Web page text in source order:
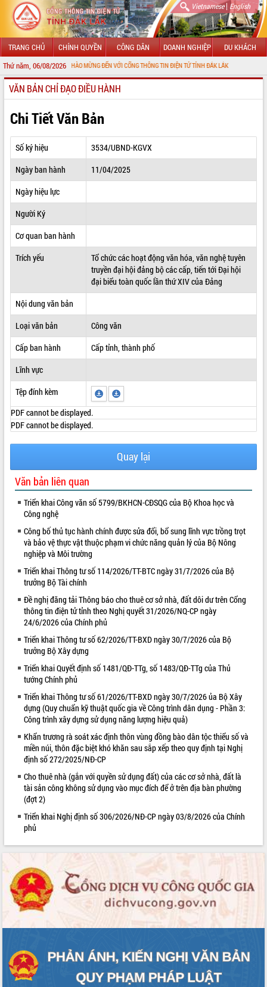
Vietnamese| English
TRANG CHỦ CHÍNH QUYỀN CÔNG DÂN DOANH NGHIỆP DU KHÁCH
Thứ năm, 06/08/2026
CHÀO MỪNG ĐẾN VỚI CỔNG THÔNG TIN ĐIỆN TỬ TỈNH ĐẮK LẮK
GIỚI THIỆU
LÃNH ĐẠO UBND TỈNH
TIN TỨC SỰ KIỆN
SỞ, BAN, NGÀNH
THÔNG TIN CHỈ ĐẠO ĐIỀU HÀNH
HỆ THỐNG VĂN BẢN
VĂN BẢN HĐND TỈNH
QUY HOẠCH - KẾ HOẠCH
VIDEO
Loading the player...
Lễ truy tặng danh hiệu “Bà Mẹ Việt
Nam Anh hùng” và trao Huân chương
Lao động
UBND tỉnh Đắk Lắk triển khai nhiệm
vụ 6 tháng cuối năm 2026
Kỳ họp thứ Hai, Hội đồng nhân dân
tỉnh khóa XI quyết nghị nhiều nội dung
quan trọng
Bí thư Tỉnh ủy Lương Nguyễn Minh
Triết thăm, tặng quà người có công với
cách mạng
Rà soát, hoàn thiện hệ thống thiết chế
văn hóa, thể thao đáp ứng yêu cầu
phát triển mới
Thường trực HĐND tỉnh Đắk Lắk gặp
mặt Đoàn chuyên gia y tế TP. Hồ Chí
Minh
Lễ truy điệu và an táng hài cốt liệt sĩ
tại Nghĩa trang Liệt sĩ xã Sơn Hòa
Thứ trưởng Bộ Nông nghiệp và Môi
trường Nguyễn Hoàng Hiệp khảo sát
vùng trồng và doanh nghiệp đóng gói
sầu riêng tại Đắk Lắk
Trình diễn nghệ thuật chế biến các
Đắk Lắk công bố Quy hoạch và xúc
tiến đầu tư tỉnh
Ngành cá ngừ Đắk Lắk chủ động thích
ALBUM ẢNH
LIÊN KẾT WEB
VĂN BẢN CHỈ ĐẠO ĐIỀU HÀNH
Chi Tiết Văn Bản
Số ký hiệu
3534/UBND-KGVX
Ngày ban hành
11/04/2025
Ngày hiệu lực
Người Ký
Cơ quan ban hành
Trích yếu
Tổ chức các hoạt động văn hóa, văn nghệ tuyên
truyền đại hội đảng bộ các cấp, tiến tới Đại hội
đại biểu toàn quốc lần thứ XIV của Đảng
Nội dung văn bản
Loại văn bản
Công văn
Cấp ban hành
Cấp tỉnh, thành phố
Lĩnh vực
Tệp đính kèm
PDF cannot be displayed.
PDF cannot be displayed.
Quay lại
Văn bản liên quan
Triển khai Công văn số 5799/BKHCN-CĐSQG của Bộ Khoa học và
Công nghệ
Công bố thủ tục hành chính được sửa đổi, bổ sung lĩnh vực trồng trọt
và bảo vệ thực vật thuộc phạm vi chức năng quản lý của Bộ Nông
nghiệp và Môi trường
Triển khai Thông tư số 114/2026/TT-BTC ngày 31/7/2026 của Bộ
trưởng Bộ Tài chính
Đề nghị đăng tải Thông báo cho thuê cơ sở nhà, đất dôi dư trên Cổng
thông tin điện tử tỉnh theo Nghị quyết 31/2026/NQ-CP ngày
24/6/2026 của Chính phủ
Triển khai Thông tư số 62/2026/TT-BXD ngày 30/7/2026 của Bộ
trưởng Bộ Xây dựng
Triển khai Quyết định số 1481/QĐ-TTg, số 1483/QĐ-TTg của Thủ
tướng Chính phủ
Triển khai Thông tư số 61/2026/TT-BXD ngày 30/7/2026 ủa Bộ Xây
dựng (Quy chuẩn kỹ thuật quốc gia về Công trình dân dụng - Phần 3:
Công trình xây dựng sử dụng năng lượng hiệu quả)
Khẩn trương rà soát xác định thôn vùng đồng bào dân tộc thiểu số và
miền núi, thôn đặc biệt khó khăn sau sắp xếp theo quy định tại Nghị
định số 272/2025/NĐ-CP
Cho thuê nhà (gắn với quyền sử dụng đất) của các cơ sở nhà, đất là
tài sản công không sử dụng vào mục đích để ở trên địa bàn phường
(đợt 2)
Triển khai Nghị định số 306/2026/NĐ-CP ngày 03/8/2026 của Chính
phủ